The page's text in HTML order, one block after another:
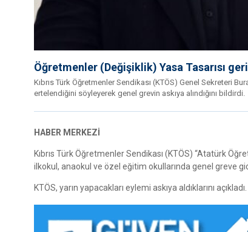
Öğretmenler (Değişiklik) Yasa Tasarısı
Kıbrıs Türk Öğretmenler Sendikası (KTÖS) Genel Sekreteri
ertelendiğini söyleyerek genel grevin askıya alındığını bildirdi.
HABER MERKEZİ
Kıbrıs Türk Öğretmenler Sendikası (KTÖS) “Atatürk
ilkokul, anaokul ve özel eğitim okullarında genel greve
KTÖS, yarın yapacakları eylemi askıya aldıklarını açıkladı.